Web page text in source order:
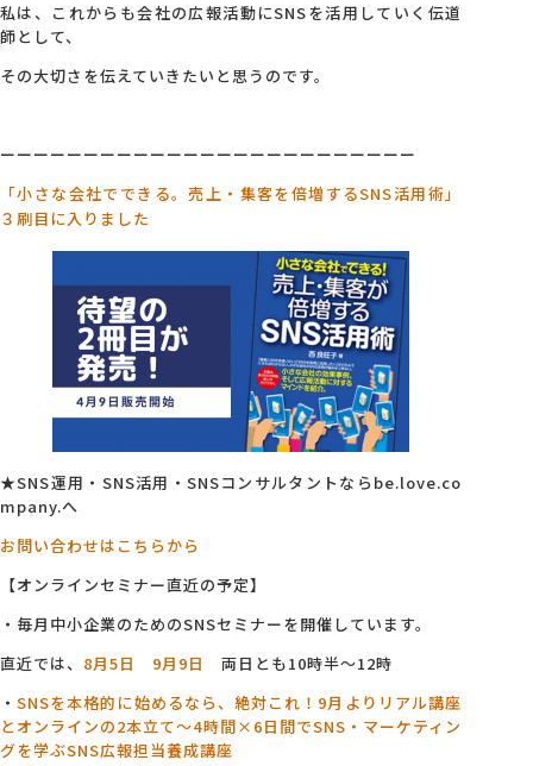
私は、これからも会社の広報活動にSNSを活用していく伝道
師として、
その大切さを伝えていきたいと思うのです。
ーーーーーーーーーーーーーーーーーーーーーーーーー
「小さな会社でできる。売上・集客を倍増するSNS活用術」
３刷目に入りました
★SNS運用・SNS活用・SNSコンサルタントならbe.love.co
mpany.へ
お問い合わせはこちらから
【オンラインセミナー直近の予定】
・毎月中小企業のためのSNSセミナーを開催しています。
直近では、 8月5日 9月9日
両日とも10時半～12時
・SNSを本格的に始めるなら、絶対これ！9月よりリアル講座
とオンラインの2本立て～4時間×6日間でSNS・マーケティン
グを学ぶSNS広報担当養成講座